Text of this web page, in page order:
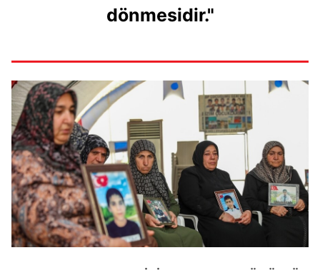
kullanılmaktadır. Bu çerezler vasıtasıyla çeşitli kişisel
kullanılmaktadır. Diğer çerezler, sitemizin daha işlevsel
kılınması ve kişiselleştirilmesi ve sizlere yönelik
reklam/pazarlama faaliyetlerinin yapılması, amaçlarıyla
sınırlı olarak açık rızanız dahilinde kullanılacaktır.
Çerezlere ilişkin tercihlerinizi aşağıda yer alan panel
vasıtasıyla belirleyebilirsiniz. Çerezlere ilişkin detaylı bilgi
için Ayarlar butonuna tıklayabilir, Çerez Bilgilendirme
Metnimiziziyaret edebilirsiniz.
6698 sayılı Kişisel Verilerin Korunması Kanunu uyarınca
hazırlanmış Aydınlatma Metnimizi okumak ve sitemizde
ilgili mevzuata uygun olarak kullanılan çerezlerle ilgili bilgi
dönmesidir."